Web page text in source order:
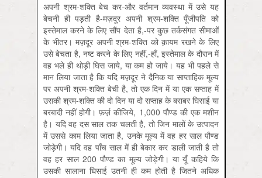
अपनी श्रम-शक्ति बेच कर-और वर्तमान व्यवस्था में उसे यह
बेचनी ही पड़ती है-मज़दूर अपनी श्रम-शक्ति पूँजीपति को
इस्तेमाल करने के लिए सौंप देता है,-पर कुछ तर्कसंगत सीमाओं
के भीतर। मज़दूर अपनी श्रम-शक्ति को क़ायम रखने के लिए
उसे बेचता है, नष्ट करने के लिए नहीं,-हाँ, इस्तेमाल के दौरान में
वह भले ही थोड़ी घिस जाये, या कम हो जाये। यह भी पहले से
मान लिया जाता है कि यदि मज़दूर ने दैनिक या साप्ताहिक मूल्य
पर अपनी श्रम-शक्ति बेची है, तो एक दिन में या एक सप्ताह में
उसकी श्रम-शक्ति की दो दिन या दो सप्ताह के बराबर घिसाई या
बरबादी नहीं होगी। फ़र्ज़ कीजिये, 1,000 पौण्ड की एक मशीन
है। यदि वह दस साल तक चलती है, तो जिन मालों के उत्पादन
में उससे काम लिया जाता है, उनके मूल्य में वह हर साल पौण्ड
जोड़ेगी। यदि वह पाँच साल में ही बेकार कर डाली जाती है तो
वह हर साल 200 पौण्ड का मूल्य जोड़ेगी। या यूँ कहिये कि
उसकी सालाना घिसाई उतनी ही कम होती है जितने अधिक